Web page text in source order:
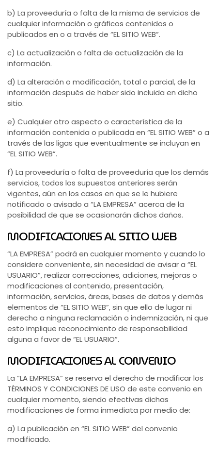
b) La proveeduría o falta de la misma de servicios de
cualquier información o gráficos contenidos o
publicados en o a través de “EL SITIO WEB”.
c) La actualización o falta de actualización de la
información.
d) La alteración o modificación, total o parcial, de la
información después de haber sido incluida en dicho
sitio.
e) Cualquier otro aspecto o característica de la
información contenida o publicada en “EL SITIO WEB” o a
través de las ligas que eventualmente se incluyan en
“EL SITIO WEB”.
f) La proveeduría o falta de proveeduría que los demás
servicios, todos los supuestos anteriores serán
vigentes, aún en los casos en que se le hubiere
notificado o avisado a “LA EMPRESA” acerca de la
posibilidad de que se ocasionarán dichos daños.
MODIFICACIONES AL SITIO WEB
“LA EMPRESA” podrá en cualquier momento y cuando lo
considere conveniente, sin necesidad de avisar a “EL
USUARIO”, realizar correcciones, adiciones, mejoras o
modificaciones al contenido, presentación,
información, servicios, áreas, bases de datos y demás
elementos de “EL SITIO WEB”, sin que ello de lugar ni
derecho a ninguna reclamación o indemnización, ni que
esto implique reconocimiento de responsabilidad
alguna a favor de “EL USUARIO”.
MODIFICACIONES AL CONVENIO
La “LA EMPRESA” se reserva el derecho de modificar los
TÉRMINOS Y CONDICIONES DE USO de este convenio en
cualquier momento, siendo efectivas dichas
modificaciones de forma inmediata por medio de:
a) La publicación en “EL SITIO WEB” del convenio
modificado.